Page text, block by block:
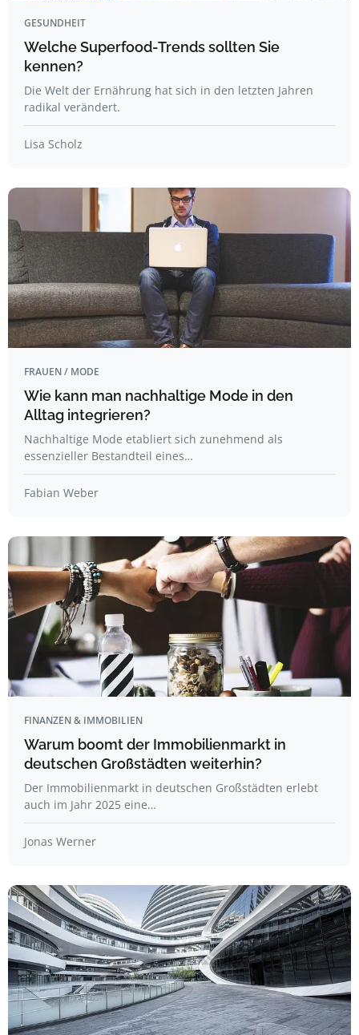
GESUNDHEIT
Welche Superfood-Trends sollten Sie
kennen?
Die Welt der Ernährung hat sich in den letzten Jahren
radikal verändert.
Lisa Scholz
FRAUEN / MODE
Wie kann man nachhaltige Mode in den
Alltag integrieren?
Nachhaltige Mode etabliert sich zunehmend als
essenzieller Bestandteil eines…
Fabian Weber
FINANZEN & IMMOBILIEN
Warum boomt der Immobilienmarkt in
deutschen Großstädten weiterhin?
Der Immobilienmarkt in deutschen Großstädten erlebt
auch im Jahr 2025 eine…
Jonas Werner